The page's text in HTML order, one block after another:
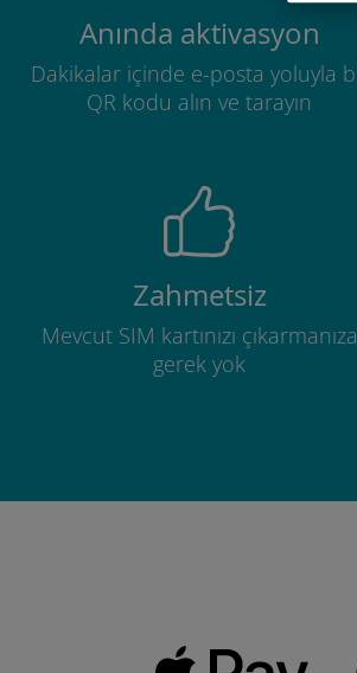
Anında aktivasyon
Dakikalar içinde e-posta yoluyla
QR kodu alın ve tarayın
Zahmetsiz
Mevcut SIM kartınızı çıkarmanıza
gerek yok